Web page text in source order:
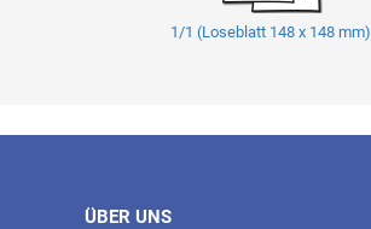
1/1 (Loseblatt 148 x 148 mm)
ÜBER UNS